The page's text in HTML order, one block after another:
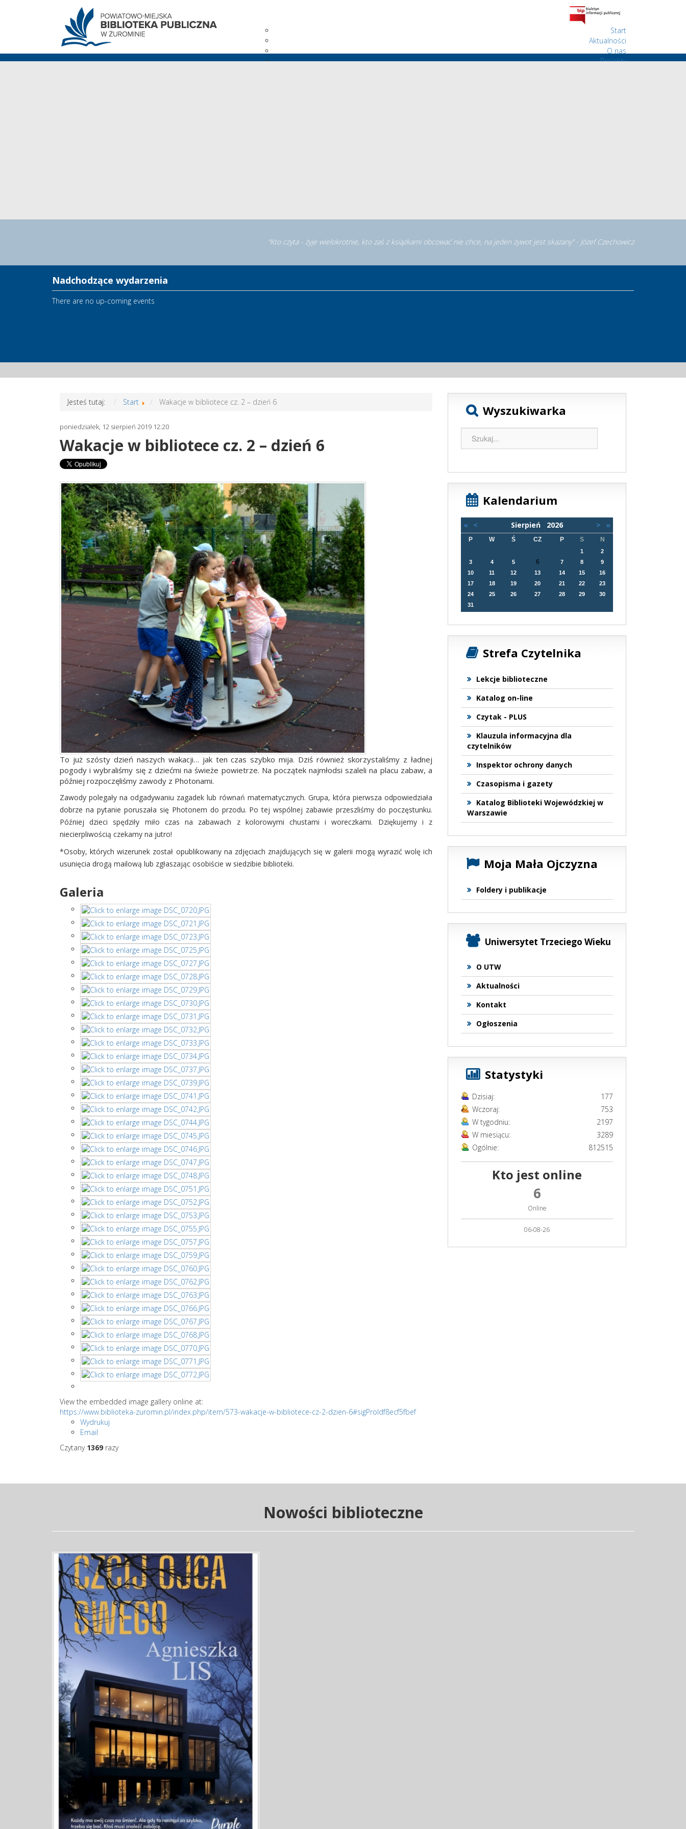
Start
Aktualności
O nas
Projekty
“Kto czyta - żyje wielokrotnie, kto zaś z książkami obcować nie chce, na jeden żywot jest skazany” - Józef Czechowicz
Nadchodzące wydarzenia
There are no up-coming events
Jesteś tutaj: Start Wakacje w bibliotece cz. 2 – dzień 6
poniedziałek, 12 sierpień 2019 12:20
Wakacje w bibliotece cz. 2 – dzień 6
To już szósty dzień naszych wakacji… jak ten czas szybko mija. Dziś również skorzystaliśmy z ładnej
pogody i wybraliśmy się z dziećmi na świeże powietrze. Na początek najmłodsi szaleli na placu zabaw, a
później rozpoczęliśmy zawody z Photonami.
Zawody polegały na odgadywaniu zagadek lub równań matematycznych. Grupa, która pierwsza odpowiedziała
dobrze na pytanie poruszała się Photonem do przodu. Po tej wspólnej zabawie przeszliśmy do poczęstunku.
Później dzieci spędziły miło czas na zabawach z kolorowymi chustami i woreczkami. Dziękujemy i z
niecierpliwością czekamy na jutro!
*Osoby, których wizerunek został opublikowany na zdjęciach znajdujących się w galerii mogą wyrazić wolę ich
usunięcia drogą mailową lub zgłaszając osobiście w siedzibie biblioteki.
Galeria
View the embedded image gallery online at:
https://www.biblioteka-zuromin.pl/index.php/item/573-wakacje-w-bibliotece-cz-2-dzien-6#sigProIdf8ecf5fbef
Wydrukuj
Email
Czytany 1369 razy
Wyszukiwarka
Kalendarium
« < Sierpień 2026 > »
P W Ś CZ P S N
1
2
3
4 5 6 7 8
9
10
11 12 13 14 15
16
17
18 19 20 21 22
23
24
25 26 27 28 29
30
31
Strefa Czytelnika
Lekcje biblioteczne
Katalog on-line
Czytak - PLUS
Klauzula informacyjna dla
czytelników
Inspektor ochrony danych
Czasopisma i gazety
Katalog Biblioteki Wojewódzkiej w
Warszawie
Moja Mała Ojczyzna
Foldery i publikacje
Uniwersytet Trzeciego Wieku
O UTW
Aktualności
Kontakt
Ogłoszenia
Statystyki
Dzisiaj:
177
Wczoraj:
753
W tygodniu:
2197
W miesiącu:
3289
Ogólnie:
812515
Kto jest online
6
Online
06-08-26
Nowości biblioteczne